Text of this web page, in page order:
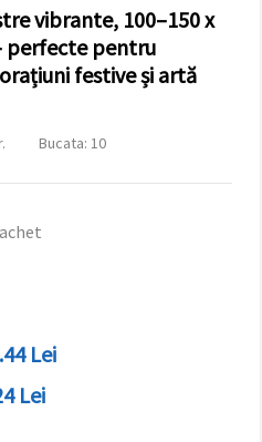
vibrante, 100–150 x
perfecte pentru
festive și artă
Bucata: 10
Lei
Lei